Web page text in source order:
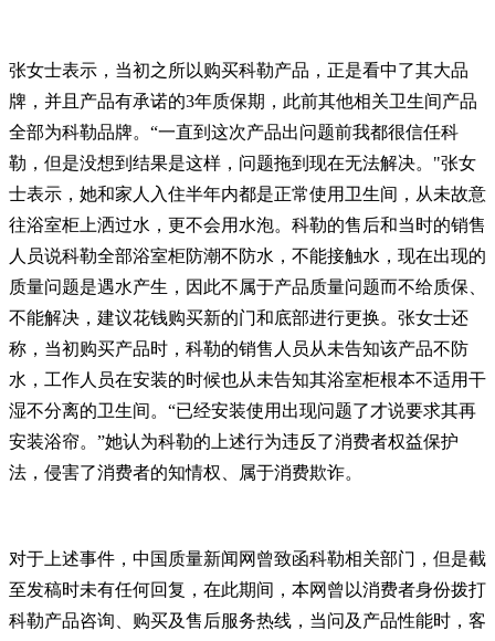
张女士表示，当初之所以购买科勒产品，正是看中了其大品
牌，并且产品有承诺的3年质保期，此前其他相关卫生间产品
全部为科勒品牌。“一直到这次产品出问题前我都很信任科
勒，但是没想到结果是这样，问题拖到现在无法解决。"张女
士表示，她和家人入住半年内都是正常使用卫生间，从未故意
往浴室柜上洒过水，更不会用水泡。科勒的售后和当时的销售
人员说科勒全部浴室柜防潮不防水，不能接触水，现在出现的
质量问题是遇水产生，因此不属于产品质量问题而不给质保、
不能解决，建议花钱购买新的门和底部进行更换。张女士还
称，当初购买产品时，科勒的销售人员从未告知该产品不防
水，工作人员在安装的时候也从未告知其浴室柜根本不适用干
湿不分离的卫生间。“已经安装使用出现问题了才说要求其再
安装浴帘。”她认为科勒的上述行为违反了消费者权益保护
法，侵害了消费者的知情权、属于消费欺诈。
对于上述事件，中国质量新闻网曾致函科勒相关部门，但是截
至发稿时未有任何回复，在此期间，本网曾以消费者身份拨打
科勒产品咨询、购买及售后服务热线，当问及产品性能时，客